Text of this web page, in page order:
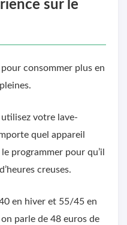
sur le
consommer plus en
votre lave-
quel appareil
programmer pour qu’il
creuses.
en hiver et 55/45 en
parle de 48 euros de